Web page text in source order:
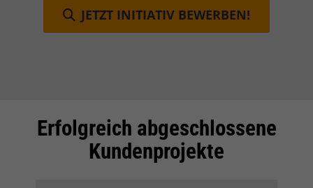
JETZT INITIATIV BEWERBEN!
Einleitung
Erfolgreich abgeschlossene
Kundenprojekte